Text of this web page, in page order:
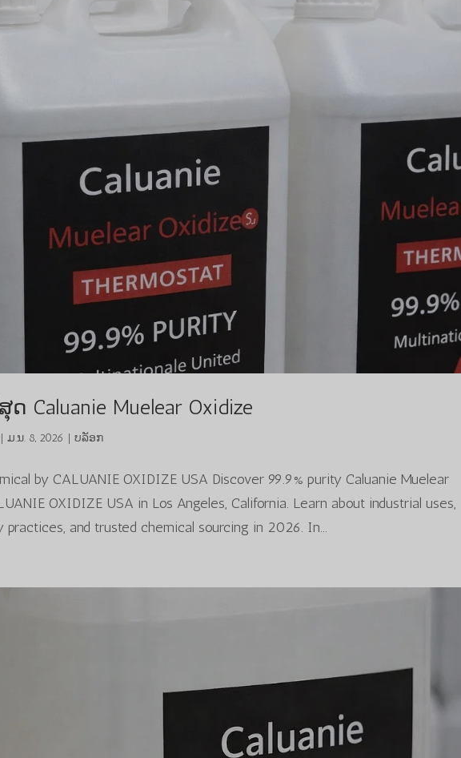
Caluanie Muelear Oxidize
|ມ.ນ. 8, 2026 |ບລັອກ
by CALUANIE OXIDIZE USA Discover 99.9% purity Caluanie Muelear
OXIDIZE USA in Los Angeles, California. Learn about industrial uses,
practices, and trusted chemical sourcing in 2026. In...